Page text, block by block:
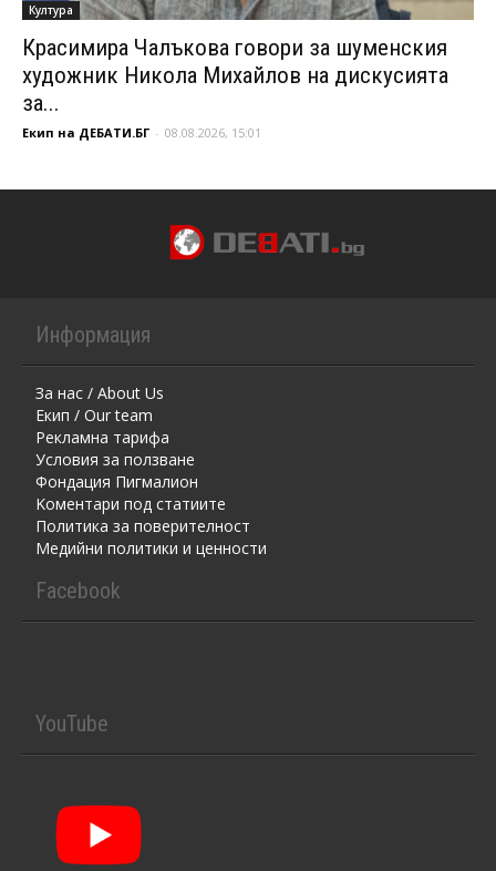
Култура
Красимира Чалъкова говори за шуменския
художник Никола Михайлов на дискусията
за...
Екип на ДЕБАТИ.БГ - 08.08.2026, 15:01
Информация
За нас / About Us
Екип / Our team
Рекламна тарифа
Условия за ползване
Фондация Пигмалион
Kоментaри под статиите
Политика за поверителност
Медийни политики и ценности
Facebook
YouTube